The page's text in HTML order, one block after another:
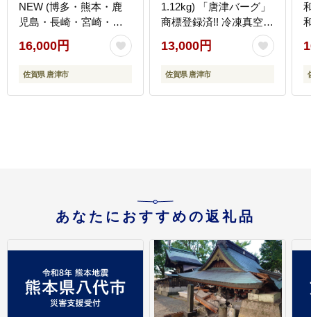
NEW (博多・熊本・鹿
児島・長崎・宮崎・佐
賀・大分 合計14袋) マ
ルタイ ご当地 とんこつ
鶏白湯 お土産 食べ比べ
ギフト
16,000円
佐賀県 唐津市
1.12kg) 「唐津バーグ」
商標登録済!! 冷凍真空パ
ック 惣菜
13,000円
佐賀県 唐津市
あなたにおすすめの返礼品